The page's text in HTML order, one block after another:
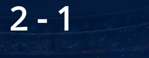
2 - 1